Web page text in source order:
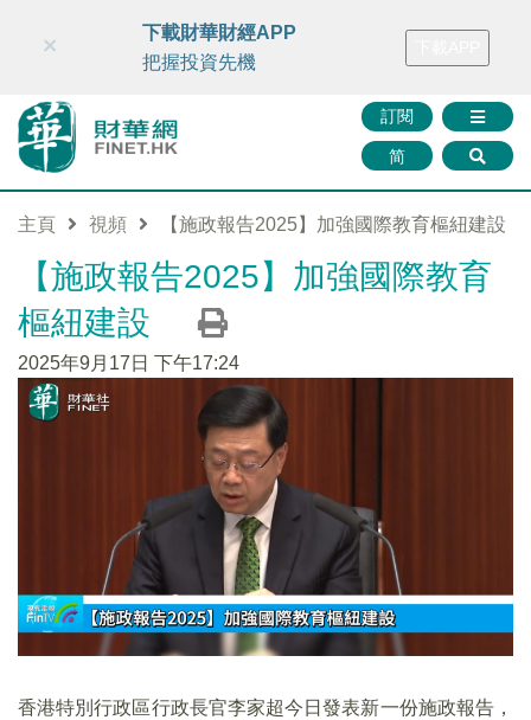
財華智庫網 FINTV FINMETA 財華證券 媒體矩陣
訂閱
简
×
下載財華財經APP
把握投資先機
主頁 視頻 【施政報告2025】加強國際教育樞紐建設
【施政報告2025】加強國際教育
樞紐建設
2025年9月17日 下午17:24
香港特別行政區行政長官李家超今日發表新一份施政報告，